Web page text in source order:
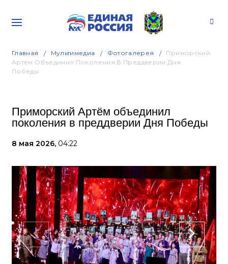
Главная Мультимедиа Фотогалерея
Приморский
Артём Объединил Поколения В Преддверии Дня
Победы
Приморский Артём объединил
поколения в преддверии Дня Победы
8 мая 2026, 04:22